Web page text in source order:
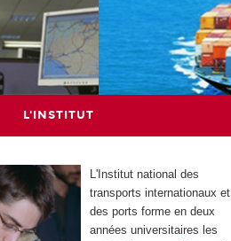
L'INSTITUT
L'Institut national des
transports internationaux et
des ports forme en deux
années universitaires les